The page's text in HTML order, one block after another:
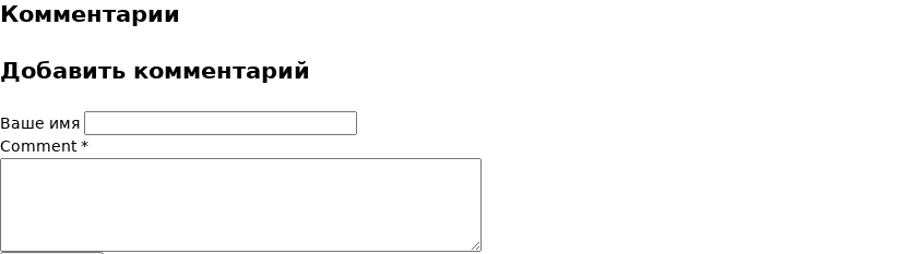
Комментарии
Добавить комментарий
Ваше имя
Comment*